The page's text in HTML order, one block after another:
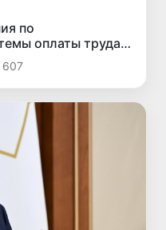
по
оплаты труда
607